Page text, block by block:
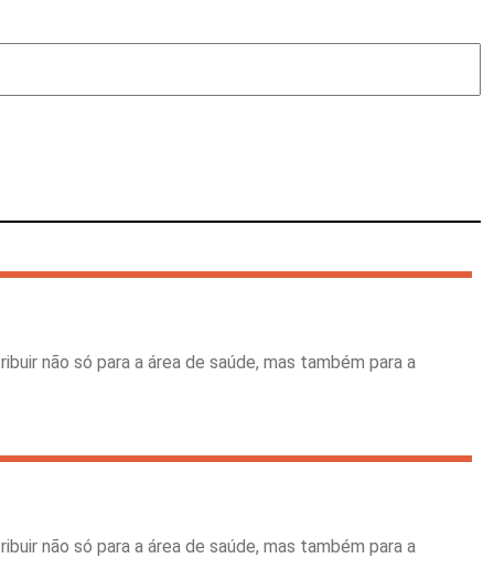
não só para a área de saúde, mas também para a
não só para a área de saúde, mas também para a